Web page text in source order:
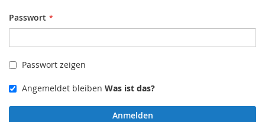
Passwort
Passwort zeigen
Angemeldet bleiben Was ist das?
Anmelden